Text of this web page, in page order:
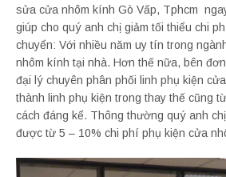
sửa cửa nhôm kính Gò Vấp, Tphcm
giúp cho quý anh chị giảm tối thiểu chi
chuyển: Với nhiều năm uy tín trong
nhôm kính tại nhà. Hơn thế nữa, bên
đại lý chuyên phân phối linh phụ kiện
thành linh phụ kiện trong thay thế cũng
cách đáng kể. Thông thường quý anh
được từ 5 – 10% chi phí phụ kiện cửa